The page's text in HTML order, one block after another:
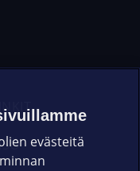
evästeitä